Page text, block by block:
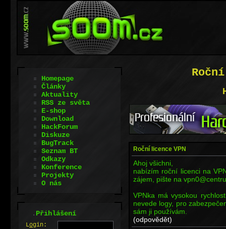
Roční licence VPN
Ahoj všichni,
nabízím roční licenci na
zájem, pište na
VPNka má vysokou
nevede logy, pro
sám ji používám.
(odpovědět)
Homepage
Články
Aktuality
RSS ze světa
E-shop
Download
HackForum
Diskuze
BugTrack
Seznam BT
Odkazy
Konference
Projekty
O nás
.Přihlášení
Login: